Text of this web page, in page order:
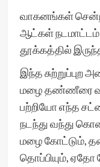
வாகனங்கள் சென்ற
ஆட்கள் நடமாட்டம்
தூக்கத்தில்
இந்த சுற்றுப்புற
மழை தண்ணீரை
பற்றியோ எந்த
நடந்து வந்து
மழை கோட்டும்,
தொப்பியும்,